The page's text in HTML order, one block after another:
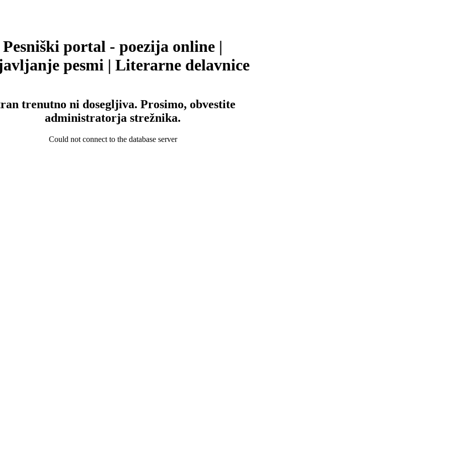
Pesniški portal - poezija online |
pesmi | Literarne delavnice
trenutno ni dosegljiva. Prosimo, obvestite
administratorja strežnika.
Could not connect to the database server